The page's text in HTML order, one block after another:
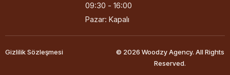
09:30 - 16:00
Pazar: Kapalı
© 2026 Woodzy Agency. All Rights
Reserved.
Gizlilik Sözleşmesi